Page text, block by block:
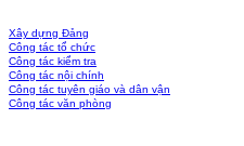
Xây dựng Đảng
Công tác tổ chức
Công tác kiểm tra
Công tác nội chính
Công tác tuyên giáo và dân vận
Công tác văn phòng